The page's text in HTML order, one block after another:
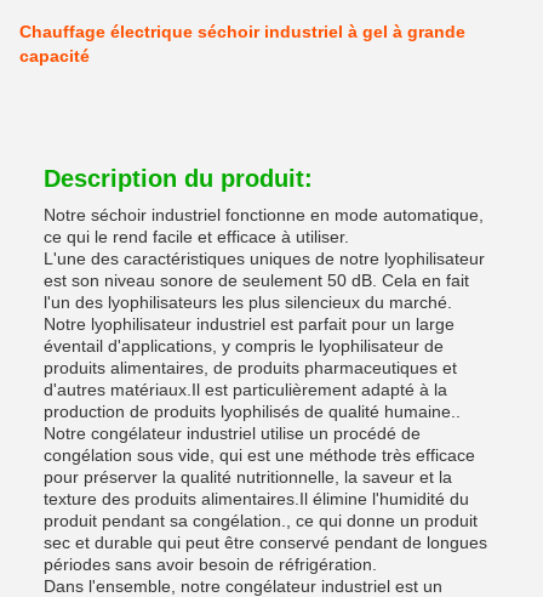
Chauffage électrique séchoir industriel à gel à grande
capacité
Description du produit:
Notre séchoir industriel fonctionne en mode automatique,
ce qui le rend facile et efficace à utiliser.
L'une des caractéristiques uniques de notre lyophilisateur
est son niveau sonore de seulement 50 dB. Cela en fait
l'un des lyophilisateurs les plus silencieux du marché.
Notre lyophilisateur industriel est parfait pour un large
éventail d'applications, y compris le lyophilisateur de
produits alimentaires, de produits pharmaceutiques et
d'autres matériaux.Il est particulièrement adapté à la
production de produits lyophilisés de qualité humaine..
Notre congélateur industriel utilise un procédé de
congélation sous vide, qui est une méthode très efficace
pour préserver la qualité nutritionnelle, la saveur et la
texture des produits alimentaires.Il élimine l'humidité du
produit pendant sa congélation., ce qui donne un produit
sec et durable qui peut être conservé pendant de longues
périodes sans avoir besoin de réfrigération.
Dans l'ensemble, notre congélateur industriel est un